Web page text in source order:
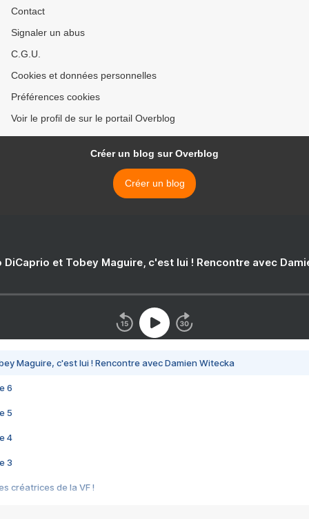
Contact
Signaler un abus
C.G.U.
Cookies et données personnelles
Préférences cookies
Voir le profil de sur le portail Overblog
Créer un blog sur Overblog
Créer un blog
DiCaprio et Tobey Maguire, c'est lui ! Rencontre avec
Maguire, c'est lui ! Rencontre avec Damien Witecka
6
5
4
3
créatrices de la VF !